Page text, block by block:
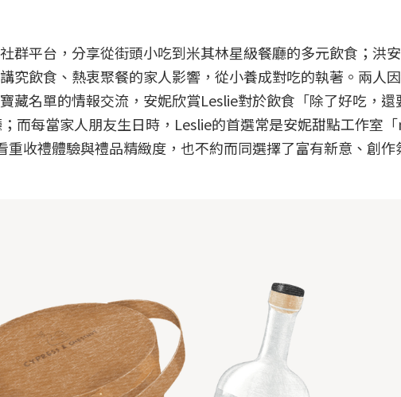
群平台，分享從街頭小吃到米其林星級餐廳的多元飲食；洪
究飲食、熱衷聚餐的家人影響，從小養成對吃的執著。兩人
寶藏名單的情報交流，安妮欣賞Leslie對於飲食「除了好吃，還
而每當家人朋友生日時，Leslie的首選常是安妮甜點工作室
收禮體驗與禮品精緻度，也不約而同選擇了富有新意、創作